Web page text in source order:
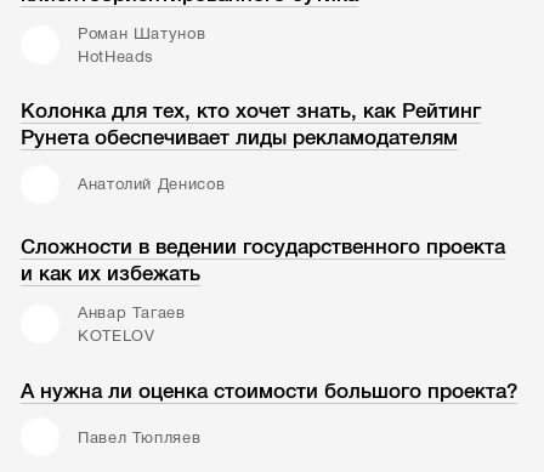
Роман Шатунов
HotHeads
Колонка для тех, кто хочет знать, как Рейтинг
Рунета обеспечивает лиды рекламодателям
Анатолий Денисов
Сложности в ведении государственного проекта
и как их избежать
Анвар Тагаев
KOTELOV
А нужна ли оценка стоимости большого проекта?
Павел Тюпляев